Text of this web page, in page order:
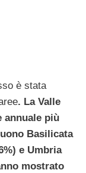
è stata
. La Valle
annuale più
Basilicata
e Umbria
mostrato